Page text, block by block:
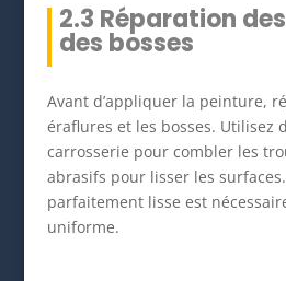
2.3 Réparation
des bosses
Avant d’appliquer la peinture,
éraflures et les bosses. Utilisez
carrosserie pour combler les
abrasifs pour lisser les
parfaitement lisse est
uniforme.